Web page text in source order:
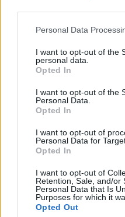
Personal Data
I want to opt-out of the
personal data.
Opted In
I want to opt-out of the
Personal Data.
Opted In
I want to opt-out of
Personal Data for
Opted In
I want to opt-out of
Retention, Sale, and/or
Personal Data that Is
Purposes for which it
Opted Out
szavazatra jogosító
s ezzel tulajdonrésze
1996. évi CXI. tv. 94/H. §
jogával élve a nem
megvásárolja. A társaság...
KEDVES
A keresett cikk a
regisztrációhoz kötött.
Az előfizetés a
Portfolio.hu teljes